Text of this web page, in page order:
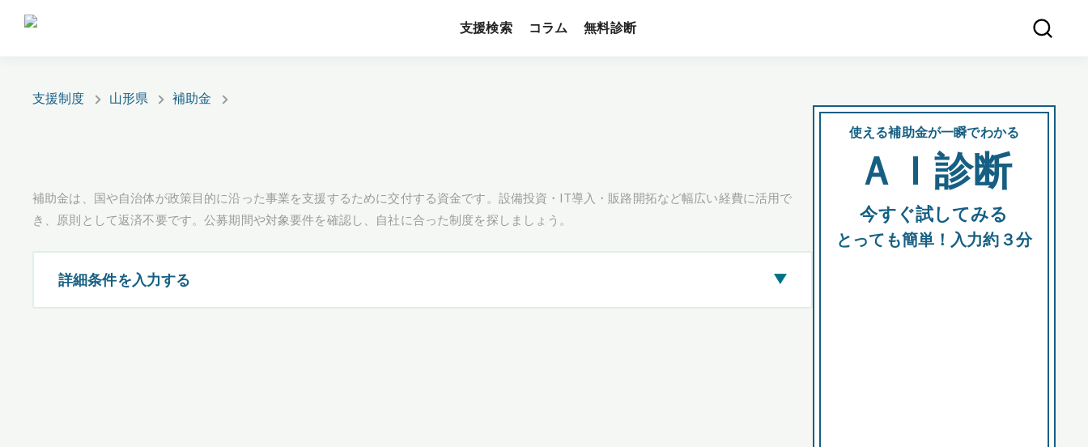
支援検索 コラム 無料診断
支援制度 山形県 補助金
補助金は、国や自治体が政策目的に沿った事業を支援するために交付する資金です。設備投資・IT導入・販路開拓など幅広い経費に活用で
き、原則として返済不要です。公募期間や対象要件を確認し、自社に合った制度を探しましょう。
詳細条件を入力する ▶
使える補助金が一瞬でわかる
ＡＩ診断
今すぐ試してみる
とっても簡単！入力約３分